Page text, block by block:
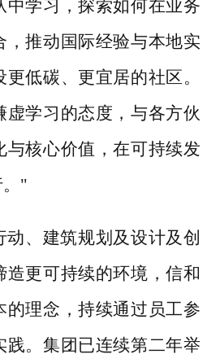
中学习，探索如何在业务
，推动国际经验与本地实
低碳、更宜居的社区。
虚学习的态度，与各方伙
与核心价值，在可持续发
。"
动、建筑规划及设计及创
造更可持续的环境，信和
的理念，持续通过员工参
践。集团已连续第二年举